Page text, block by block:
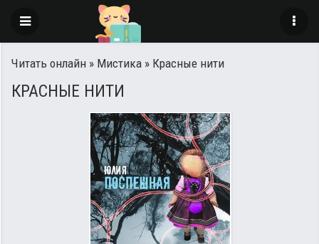
Читать онлайн » Мистика » Красные нити
КРАСНЫЕ НИТИ